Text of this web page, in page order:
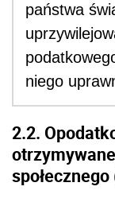
państwa
niego
2.2.
społecznego